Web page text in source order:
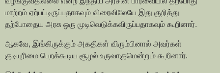
மாற்றம் ஏற்பட்டிருப்பதாகவும் விரைவிலேயே இது குறித்து
தற்போதைய அரசு ஒரு முடிவெடுக்கவிருப்பதாகவும் கூறினார்.
ஆகவே, இங்கிருக்கும் அகதிகள் விரும்பினால் அவர்கள்
குடியுரிமை பெறக்கூடிய சூழல் உருவாகுமென்றும் கூறினார்.